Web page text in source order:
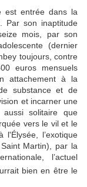
est entrée dans la
Par son inaptitude
mois, par son
(dernier
toujours, contre
euros mensuels
attachement à la
substance et de
et incarner une
solitaire que
vers le vil et le
l’exotique
Martin), par la
l’actuel
bien en être le